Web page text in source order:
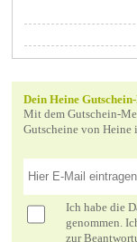
Dein Heine
Mit dem Gutschein-
Gutscheine von Heine
Ich habe die
genommen.
zur